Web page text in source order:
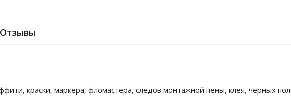
Отзывы
краски, маркера, фломастера, следов монтажной пены, клея, черных